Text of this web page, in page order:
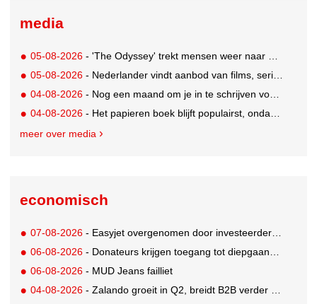
media
05-08-2026 - 'The Odyssey' trekt mensen weer naar de bioscoop
05-08-2026 - Nederlander vindt aanbod van films, series en sport vaak versnipperd
04-08-2026 - Nog een maand om je in te schrijven voor de Mercurs 2026
04-08-2026 - Het papieren boek blijft populairst, ondanks digitale alternatieven
meer over media
economisch
07-08-2026 - Easyjet overgenomen door investeerder Apollo
06-08-2026 - Donateurs krijgen toegang tot diepgaandere informatie over goede doelen
06-08-2026 - MUD Jeans failliet
04-08-2026 - Zalando groeit in Q2, breidt B2B verder uit en innoveert met AI